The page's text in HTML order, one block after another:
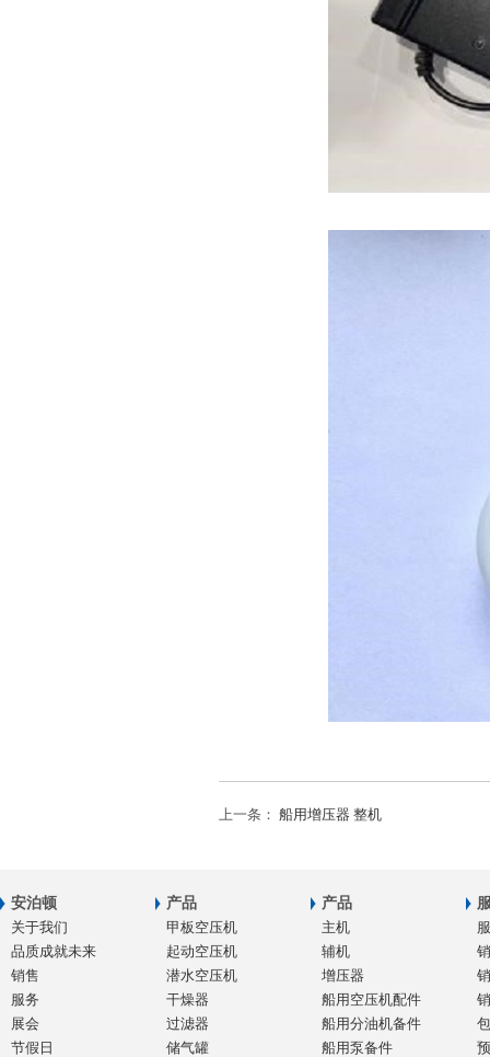
上一条： 船用增压器 整机
安泊顿
关于我们
品质成就未来
销售
服务
展会
节假日
产品
甲板空压机
起动空压机
潜水空压机
干燥器
过滤器
储气罐
产品
主机
辅机
增压器
船用空压机配件
船用分油机备件
船用泵备件